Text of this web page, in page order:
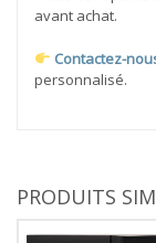
avant achat.
Contactez-
personnalisé.
PRODUITS